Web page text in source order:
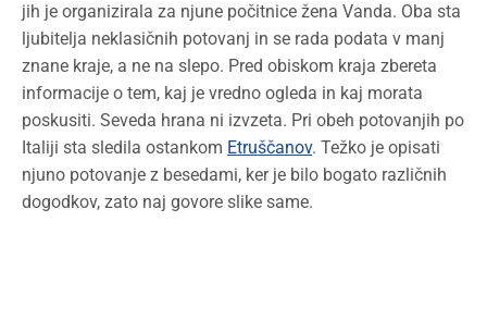
jih je organizirala za njune počitnice žena Vanda. Oba sta
ljubitelja neklasičnih potovanj in se rada podata v manj
znane kraje, a ne na slepo. Pred obiskom kraja zbereta
informacije o tem, kaj je vredno ogleda in kaj morata
poskusiti. Seveda hrana ni izvzeta. Pri obeh potovanjih po
Italiji sta sledila ostankom Etruščanov. Težko je opisati
njuno potovanje z besedami, ker je bilo bogato različnih
dogodkov, zato naj govore slike same.